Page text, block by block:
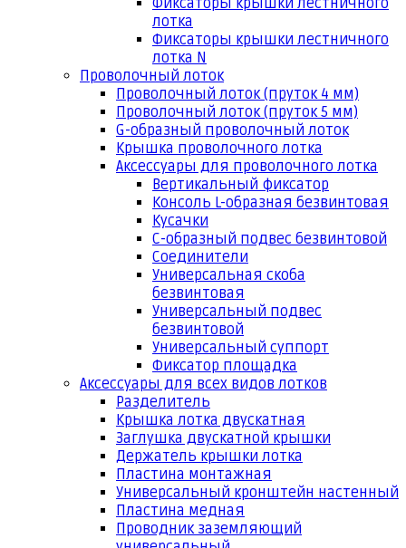
Фиксаторы крышки лестничного
лотка
Фиксаторы крышки лестничного
лотка N
Проволочный лоток
Проволочный лоток (пруток 4 мм)
Проволочный лоток (пруток 5 мм)
G-образный проволочный лоток
Крышка проволочного лотка
Аксессуары для проволочного лотка
Вертикальный фиксатор
Консоль L-образная безвинтовая
Кусачки
С-образный подвес безвинтовой
Соединители
Универсальная скоба
безвинтовая
Универсальный подвес
безвинтовой
Универсальный суппорт
Фиксатор площадка
Аксессуары для всех видов лотков
Разделитель
Крышка лотка двускатная
Заглушка двускатной крышки
Держатель крышки лотка
Пластина монтажная
Универсальный кронштейн настенный
Пластина медная
Проводник заземляющий